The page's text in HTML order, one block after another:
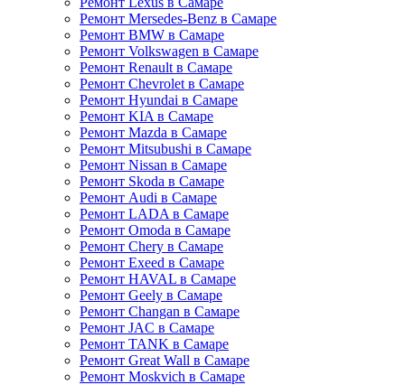
Ремонт Mersedes-Benz в Самаре
Ремонт BMW в Самаре
Ремонт Volkswagen в Самаре
Ремонт Renault в Самаре
Ремонт Chevrolet в Самаре
Ремонт Hyundai в Самаре
Ремонт KIA в Самаре
Ремонт Mazda в Самаре
Ремонт Mitsubushi в Самаре
Ремонт Nissan в Самаре
Ремонт Skoda в Самаре
Ремонт Audi в Самаре
Ремонт LADA в Самаре
Ремонт Omoda в Самаре
Ремонт Chery в Самаре
Ремонт Exeed в Самаре
Ремонт HAVAL в Самаре
Ремонт Geely в Самаре
Ремонт Changan в Самаре
Ремонт JAC в Самаре
Ремонт TANK в Самаре
Ремонт Great Wall в Самаре
Ремонт Moskvich в Самаре